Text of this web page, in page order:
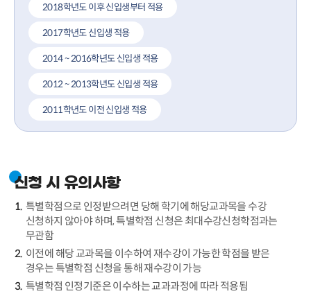
2018학년도 이후 신입생부터 적용
2017학년도 신입생 적용
2014 ~ 2016학년도 신입생 적용
2012 ~ 2013학년도 신입생 적용
2011학년도 이전 신입생 적용
신청 시 유의사항
특별학점으로 인정받으려면 당해 학기에 해당교과목을 수강
신청하지 않아야 하며, 특별학점 신청은 최대수강신청학점과는
무관함
이전에 해당 교과목을 이수하여 재수강이 가능한 학점을 받은
경우는 특별학점 신청을 통해 재수강이 가능
특별학점 인정기준은 이수하는 교과과정에 따라 적용됨